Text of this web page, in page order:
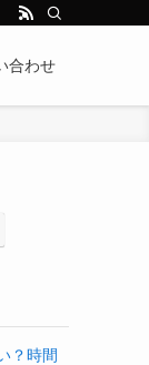
合わせ
？時間